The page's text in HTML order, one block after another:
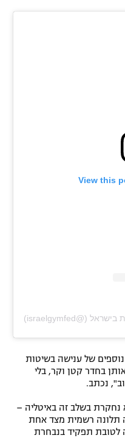
View this
של ענישה בשיטות
בחדר קטן וקר, בלי
נכתב.
נחקרת בשלב זה באיטליה –
תלונה רשמית מצד אחת
לטובת תפקיד בנבחרת